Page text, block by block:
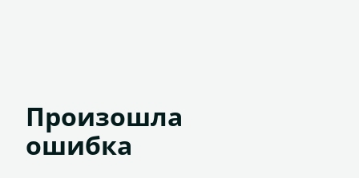
Произошла
ошибка